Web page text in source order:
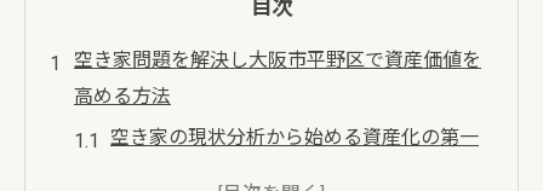
目次
空き家問題を解決し大阪市平野区で資産価値を
高める方法
空き家の現状分析から始める資産化の第一